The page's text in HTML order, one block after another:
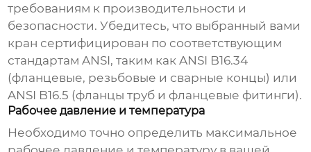
требованиям к производительности и
безопасности. Убедитесь, что выбранный вами
кран сертифицирован по соответствующим
стандартам ANSI, таким как ANSI B16.34
(фланцевые, резьбовые и сварные концы) или
ANSI B16.5 (фланцы труб и фланцевые фитинги).
Рабочее давление и температура
Необходимо точно определить максимальное